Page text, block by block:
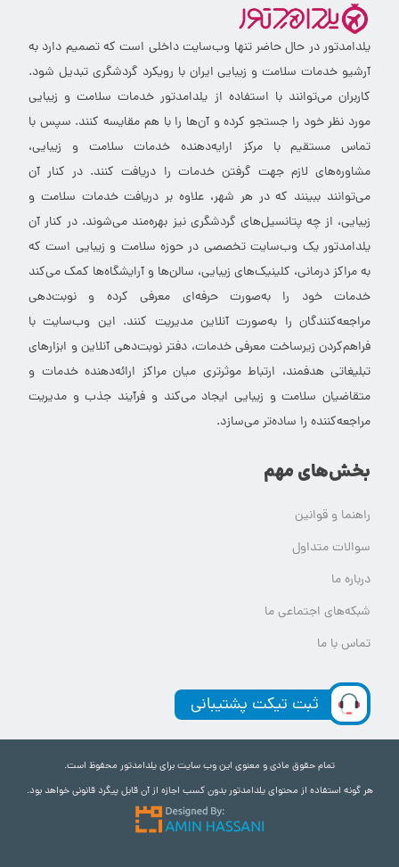
یلدامدتور در حال حاضر تنها وب‌سایت داخلی است که تصمیم دارد به
آرشیو خدمات سلامت و زیبایی ایران با رویکرد گردشگری تبدیل شود.
کاربران می‌توانند با استفاده از یلدامدتور خدمات سلامت و زیبایی
مورد نظر خود را جستجو کرده و آن‌ها را با هم مقایسه کنند. سپس با
تماس مستقیم با مرکز ارایه‌دهنده خدمات سلامت و زیبایی،
مشاوره‌های لازم جهت گرفتن خدمات را دریافت کنند. در کنار آن
می‌توانند ببینند که در هر شهر، علاوه بر دریافت خدمات سلامت و
زیبایی، از چه پتانسیل‌های گردشگری نیز بهره‌مند می‌شوند. در کنار آن
یلدامدتور یک وب‌سایت تخصصی در حوزه سلامت و زیبایی است که
به مراکز درمانی، کلینیک‌های زیبایی، سالن‌ها و آرایشگاه‌ها کمک می‌کند
خدمات خود را به‌صورت حرفه‌ای معرفی کرده و نوبت‌دهی
مراجعه‌کنندگان را به‌صورت آنلاین مدیریت کنند. این وب‌سایت با
فراهم‌کردن زیرساخت معرفی خدمات، دفتر نوبت‌دهی آنلاین و ابزارهای
تبلیغاتی هدفمند، ارتباط موثرتری میان مراکز ارائه‌دهنده خدمات و
متقاضیان سلامت و زیبایی ایجاد می‌کند و فرآیند جذب و مدیریت
مراجعه‌کننده را ساده‌تر می‌سازد.
بخش‌های مهم
راهنما و قوانین
سوالات متداول
درباره ما
شبکه‌های اجتماعی ما
تماس با ما
ثبت تیکت پشتیبانی
تمام حقوق مادی و معنوی این وب سایت برای یلدامدتور محفوظ است.
هر گونه استفاده از محتوای یلدامدتور بدون کسب اجازه از آن قابل پیگرد قانونی خواهد بود.